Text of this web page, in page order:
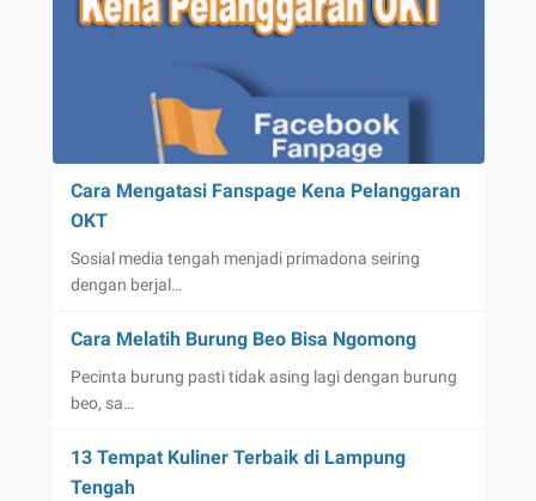
Cara Mengatasi Fanspage Kena Pelanggaran
OKT
Sosial media tengah menjadi primadona seiring
dengan berjal…
Cara Melatih Burung Beo Bisa Ngomong
Pecinta burung pasti tidak asing lagi dengan burung
beo, sa…
13 Tempat Kuliner Terbaik di Lampung
Tengah